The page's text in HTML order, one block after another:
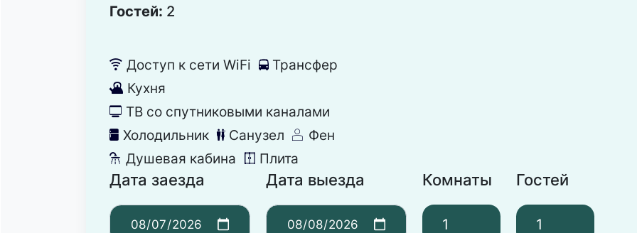
Гостей: 2
뀄 Доступ к сети WiFi 눣 Трансфер
댐 Кухня
넎 ТВ со спутниковыми каналами
녒 Холодильник 댃 Санузел 덶 Фен
댴 Душевая кабина 덓 Плита
Дата заезда Дата выезда Комнаты Гостей